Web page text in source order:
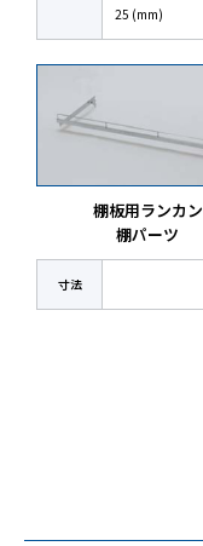
25 (mm)
棚板用ランカン
棚パーツ
寸法